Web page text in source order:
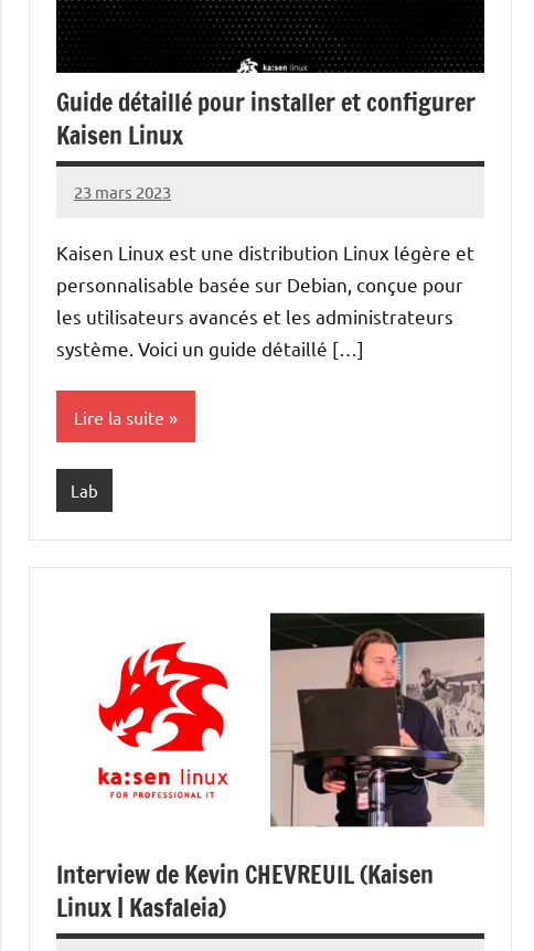
Guide détaillé pour installer et configurer
Kaisen Linux
23 mars 2023
nohackme
Aucun
Kaisen Linux est une distribution Linux légère et
personnalisable basée sur Debian, conçue pour
les utilisateurs avancés et les administrateurs
système. Voici un guide détaillé […]
Lire la suite
Lab
Interview de Kevin CHEVREUIL (Kaisen
Linux | Kasfaleia)